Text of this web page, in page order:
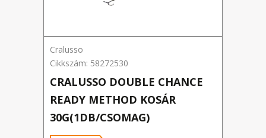
Cralusso
Cikkszám: 58272530
CRALUSSO DOUBLE CHANCE
READY METHOD KOSÁR
30G(1DB/CSOMAG)